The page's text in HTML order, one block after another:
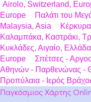
Airolo, Switzerland,
Europe
Παλάτι του
Malaysia, Asia
Καλαμπάκα, Καστράκι,
Κυκλάδες, Αιγαίο, Ελλάδα
Europe
Σπέτσες -
Αθηνών - Παρθενώνας -
Προπύλαια - Ιερός
Παγκόσμιος Χάρτης